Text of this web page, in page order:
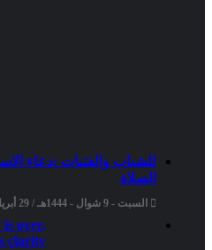
للشباب والفتيات :دعاء
الصلاة
السبت - 9 شوال - 1444هـ / 29 أبريل - 2023م / 8:02 مساءً
over,
clarity